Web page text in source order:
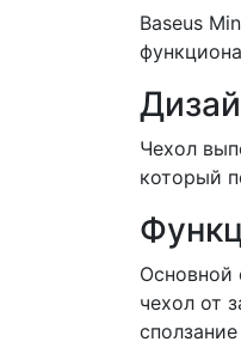
Baseus
Чехол
который
Основной
чехол от